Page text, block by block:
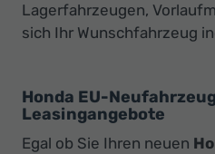
Lagerfahrzeugen,
sich Ihr Wunschfahrzeug
Honda EU-
Leasingangebote
Egal ob Sie Ihren neuen